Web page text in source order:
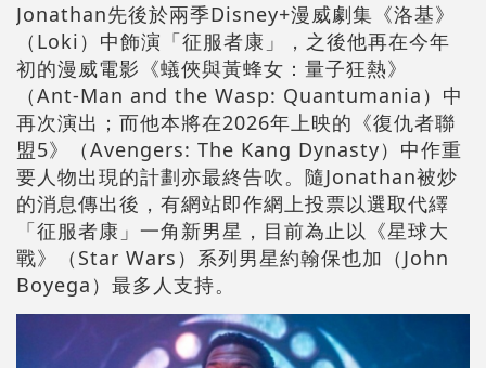
Jonathan先後於兩季Disney+漫威劇集《洛基》
（Loki）中飾演「征服者康」，之後他再在今年
初的漫威電影《蟻俠與黃蜂女：量子狂熱》
（Ant-Man and the Wasp: Quantumania）中
再次演出；而他本將在2026年上映的《復仇者聯
盟5》（Avengers: The Kang Dynasty）中作重
要人物出現的計劃亦最終告吹。隨Jonathan被炒
的消息傳出後，有網站即作網上投票以選取代繹
「征服者康」一角新男星，目前為止以《星球大
戰》（Star Wars）系列男星約翰保也加（John
Boyega）最多人支持。